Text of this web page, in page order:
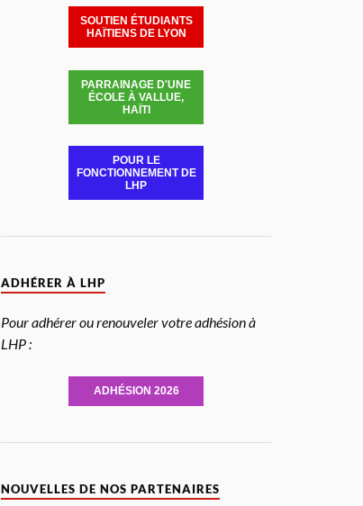
SOUTIEN ÉTUDIANTS
HAÏTIENS DE LYON
PARRAINAGE D'UNE
ÉCOLE À VALLUE,
HAÏTI
POUR LE
FONCTIONNEMENT DE
LHP
ADHÉRER À LHP
Pour adhérer ou renouveler votre adhésion à
LHP :
ADHÉSION 2026
NOUVELLES DE NOS PARTENAIRES